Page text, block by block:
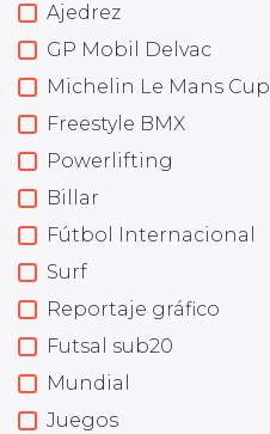
Ajedrez
GP Mobil Delvac
Michelin Le Mans Cup
Freestyle BMX
Powerlifting
Billar
Fútbol Internacional
Surf
Reportaje gráfico
Futsal sub20
Mundial
Juegos